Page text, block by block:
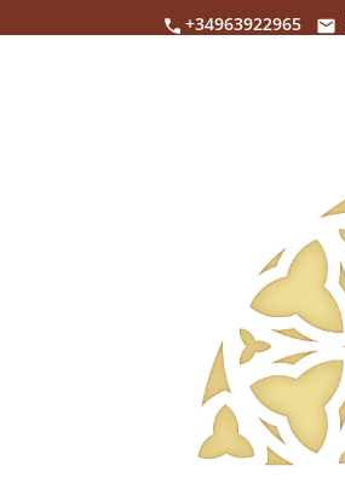
+34963922965